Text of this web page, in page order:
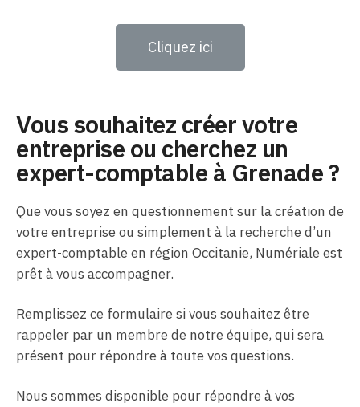
Cliquez ici
Vous souhaitez créer votre
entreprise ou cherchez un
expert-comptable à Grenade ?
Que vous soyez en questionnement sur la création de
votre entreprise ou simplement à la recherche d’un
expert-comptable en région Occitanie, Numériale est
prêt à vous accompagner.
Remplissez ce formulaire si vous souhaitez être
rappeler par un membre de notre équipe, qui sera
présent pour répondre à toute vos questions.
Nous sommes disponible pour répondre à vos